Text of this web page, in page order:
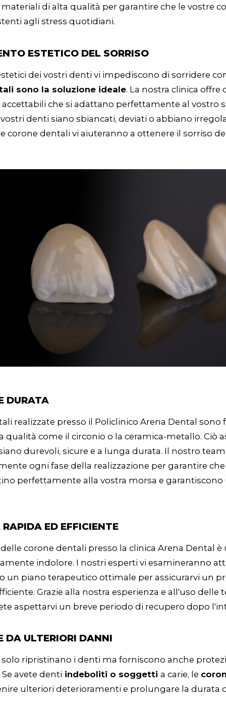
di alta qualità per garantire che le vostre
agli stress quotidiani.
ESTETICO DEL SORRISO
dei vostri denti vi impediscono di sorridere
sono la soluzione ideale. La nostra clinica offre
che si adattano perfettamente al vostro
denti siano sbiancati, deviati o abbiano
corone dentali vi aiuteranno a ottenere il sorriso
DURATA
realizzate presso il Policlinico Arena Dental sono
qualità come il circonio o la ceramica-metallo. Ciò
durevoli, sicure e a lunga durata. Il nostro
ogni fase della realizzazione per garantire
perfettamente alla vostra morsa e
RAPIDA ED EFFICIENTE
corone dentali presso la clinica Arena Dental
indolore. I nostri esperti vi esamineranno
un piano terapeutico ottimale per assicurarvi un
Grazie alla nostra esperienza e all'uso delle
aspettarvi un breve periodo di recupero dopo
DA ULTERIORI DANNI
ripristinano i denti ma forniscono anche
avete denti indeboliti o soggettia carie, le
ulteriori deterioramenti e prolungare la durata